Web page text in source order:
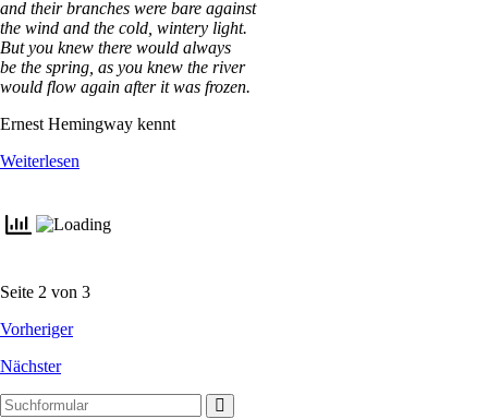
and their branches were bare against
the wind and the cold, wintery light.
But you knew there would always
be the spring, as you knew the river
would flow again after it was frozen.
Ernest Hemingway kennt
Weiterlesen
Seite 2 von 3
Vorheriger
Nächster